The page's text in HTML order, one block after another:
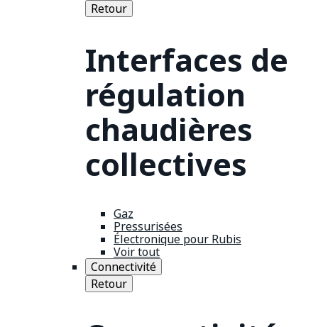
Retour
Interfaces de
régulation
chaudières
collectives
Gaz
Pressurisées
Électronique pour Rubis
Voir tout
Connectivité
Retour